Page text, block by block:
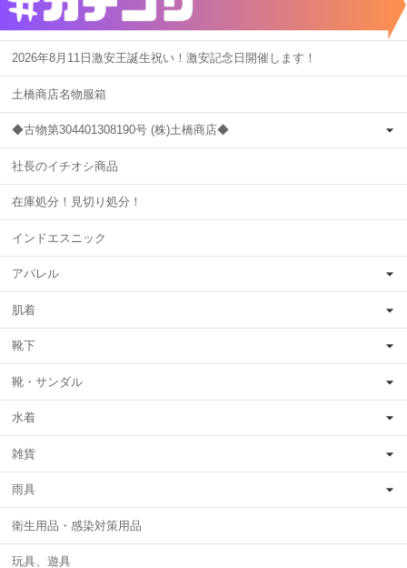
2026年8月11日激安王誕生祝い！激安記念日開催します！
土橋商店名物服箱
◆古物第304401308190号 (株)土橋商店◆
社長のイチオシ商品
在庫処分！見切り処分！
インドエスニック
アパレル
肌着
靴下
靴・サンダル
水着
雑貨
雨具
衛生用品・感染対策用品
玩具、遊具